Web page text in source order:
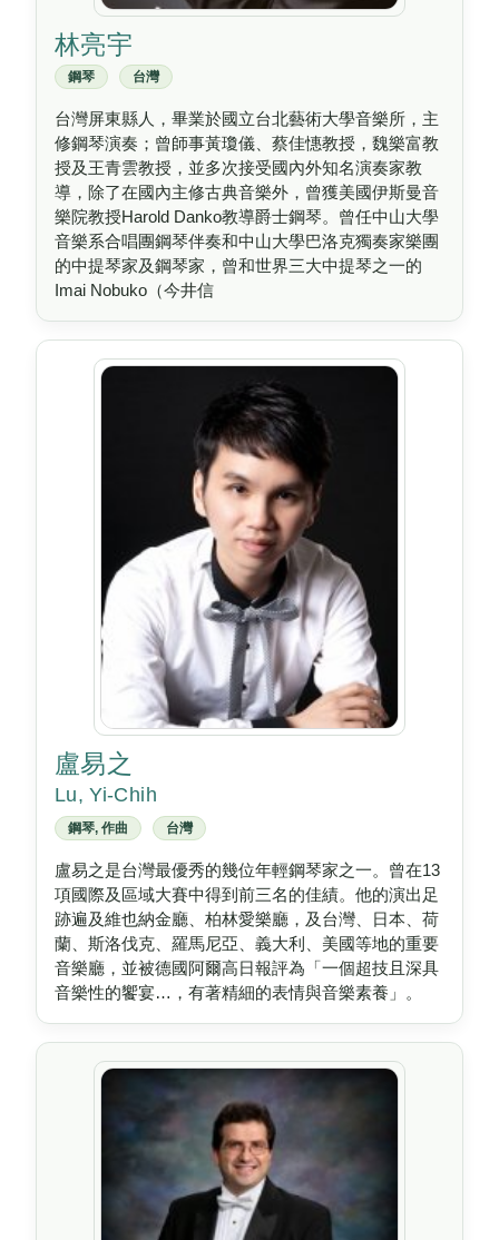
林亮宇
鋼琴 台灣
台灣屏東縣人，畢業於國立台北藝術大學音樂所，主
修鋼琴演奏；曾師事黃瓊儀、蔡佳憓教授，魏樂富教
授及王青雲教授，並多次接受國內外知名演奏家教
導，除了在國內主修古典音樂外，曾獲美國伊斯曼音
樂院教授Harold Danko教導爵士鋼琴。曾任中山大學
音樂系合唱團鋼琴伴奏和中山大學巴洛克獨奏家樂團
的中提琴家及鋼琴家，曾和世界三大中提琴之一的
Imai Nobuko（今井信
盧易之
Lu, Yi-Chih
鋼琴, 作曲 台灣
盧易之是台灣最優秀的幾位年輕鋼琴家之一。曾在13
項國際及區域大賽中得到前三名的佳績。他的演出足
跡遍及維也納金廳、柏林愛樂廳，及台灣、日本、荷
蘭、斯洛伐克、羅馬尼亞、義大利、美國等地的重要
音樂廳，並被德國阿爾高日報評為「一個超技且深具
音樂性的饗宴…，有著精細的表情與音樂素養」。